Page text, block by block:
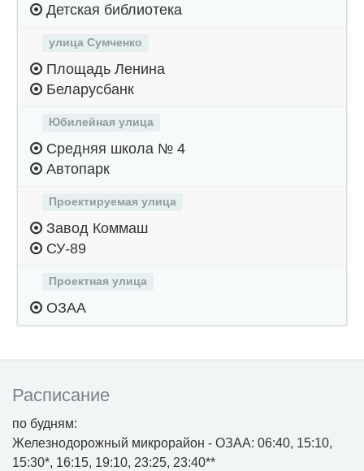
Детская библиотека
улица Сумченко
Площадь Ленина
Беларусбанк
Юбилейная улица
Средняя школа № 4
Автопарк
Проектируемая улица
Завод Коммаш
СУ-89
Проектная улица
ОЗАА
Расписание
по будням:
Железнодорожный микрорайон - ОЗАА: 06:40, 15:10,
15:30*, 16:15, 19:10, 23:25, 23:40**